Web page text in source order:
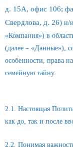
д. 15А, офис 106;
Свердлова, д. 26) и/
«Компания») в
(далее – «Данные»),
особенности, права
семейную тайну.
2.1. Настоящая
как до, так и после
2.2. Понимая